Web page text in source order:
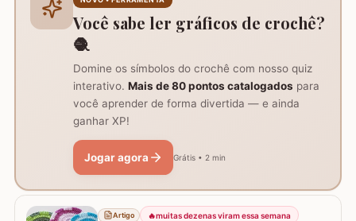
suporte inteligente na hora de carregar seu…
Você sabe ler gráficos de crochê?
🧶
Domine os símbolos do crochê com nosso quiz
interativo. Mais de 80 pontos catalogados para
você aprender de forma divertida — e ainda
ganhar XP!
Jogar agora Grátis • 2 min
Artigo 🔥muitas dezenas viram essa semana